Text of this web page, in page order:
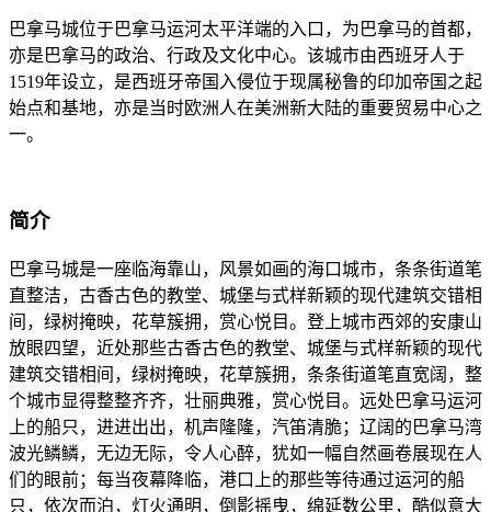
巴拿马城位于巴拿马运河太平洋端的入口，为巴拿马的首都，
亦是巴拿马的政治、行政及文化中心。该城市由西班牙人于
1519年设立，是西班牙帝国入侵位于现属秘鲁的印加帝国之起
始点和基地，亦是当时欧洲人在美洲新大陆的重要贸易中心之
一。
简介
巴拿马城是一座临海靠山，风景如画的海口城市，条条街道笔
直整洁，古香古色的教堂、城堡与式样新颖的现代建筑交错相
间，绿树掩映，花草簇拥，赏心悦目。登上城市西郊的安康山
放眼四望，近处那些古香古色的教堂、城堡与式样新颖的现代
建筑交错相间，绿树掩映，花草簇拥，条条街道笔直宽阔，整
个城市显得整整齐齐，壮丽典雅，赏心悦目。远处巴拿马运河
上的船只，进进出出，机声隆隆，汽笛清脆；辽阔的巴拿马湾
波光鳞鳞，无边无际，令人心醉，犹如一幅自然画卷展现在人
们的眼前；每当夜幕降临，港口上的那些等待通过运河的船
只，依次而泊，灯火通明，倒影摇曳，绵延数公里，酷似意大